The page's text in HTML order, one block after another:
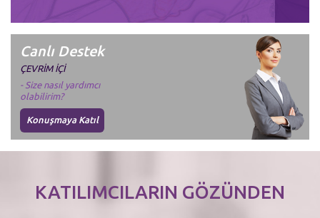
Canlı Destek
ÇEVRİM İÇİ
- Size nasıl yardımcı
olabilirim?
Konuşmaya Katıl
KATILIMCILARIN GÖZÜNDEN